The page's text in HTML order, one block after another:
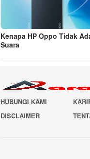
Kenapa HP Oppo Tidak
Suara
HUBUNGI KAMI
DISCLAIMER